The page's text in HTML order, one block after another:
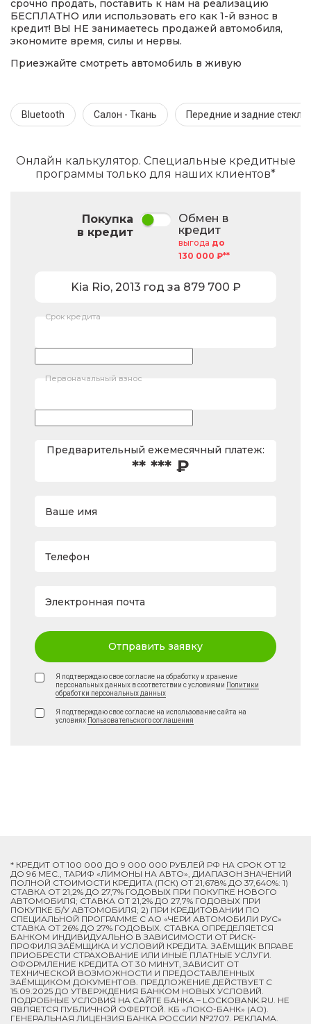
срочно продать, поставить к нам на реализацию
БЕСПЛАТНО или использовать его как 1-й взнос в
кредит! ВЫ НЕ занимаетесь продажей автомобиля,
экономите время, силы и нервы.
Приезжайте смотреть автомобиль в живую
Bluetooth Салон - Ткань Передние и задние
Онлайн калькулятор. Специальные кредитные
программы только для наших клиентов*
Покупка
в кредит
Обмен в
кредит
выгода до
130 000 ₽**
Kia Rio, 2013 год за 879 700 ₽
Срок кредита
Первоначальный взнос
Предварительный ежемесячный платеж:
** *** ₽
Ваше имя
Телефон
Электронная почта
Отправить заявку
Я подтверждаю свое согласие на обработку и хранение
персональных данных в соответствии с условиями Политики
обработки персональных данных
Я подтверждаю свое согласие на использование сайта на
условиях Пользовательского соглашения
* КРЕДИТ ОТ 100 000 ДО 9 000 000 РУБЛЕЙ РФ НА СРОК ОТ 12
ДО 96 МЕС., ТАРИФ «ЛИМОНЫ НА АВТО», ДИАПАЗОН ЗНАЧЕНИЙ
ПОЛНОЙ СТОИМОСТИ КРЕДИТА (ПСК) ОТ 21,678% ДО 37,640%: 1)
СТАВКА ОТ 21,2% ДО 27,7% ГОДОВЫХ ПРИ ПОКУПКЕ НОВОГО
АВТОМОБИЛЯ; СТАВКА ОТ 21,2% ДО 27,7% ГОДОВЫХ ПРИ
ПОКУПКЕ Б/У АВТОМОБИЛЯ; 2) ПРИ КРЕДИТОВАНИИ ПО
СПЕЦИАЛЬНОЙ ПРОГРАММЕ C АО «ЧЕРИ АВТОМОБИЛИ РУС»
СТАВКА ОТ 26% ДО 27% ГОДОВЫХ. СТАВКА ОПРЕДЕЛЯЕТСЯ
БАНКОМ ИНДИВИДУАЛЬНО В ЗАВИСИМОСТИ ОТ РИСК-
ПРОФИЛЯ ЗАЁМЩИКА И УСЛОВИЙ КРЕДИТА. ЗАЁМЩИК ВПРАВЕ
ПРИОБРЕСТИ СТРАХОВАНИЕ ИЛИ ИНЫЕ ПЛАТНЫЕ УСЛУГИ.
ОФОРМЛЕНИЕ КРЕДИТА ОТ 30 МИНУТ, ЗАВИСИТ ОТ
ТЕХНИЧЕСКОЙ ВОЗМОЖНОСТИ И ПРЕДОСТАВЛЕННЫХ
ЗАЁМЩИКОМ ДОКУМЕНТОВ. ПРЕДЛОЖЕНИЕ ДЕЙСТВУЕТ С
15.09.2025 ДО УТВЕРЖДЕНИЯ БАНКОМ НОВЫХ УСЛОВИЙ.
ПОДРОБНЫЕ УСЛОВИЯ НА САЙТЕ БАНКА – LOCKOBANK.RU. НЕ
ЯВЛЯЕТСЯ ПУБЛИЧНОЙ ОФЕРТОЙ. КБ «ЛОКО-БАНК» (АО).
ГЕНЕРАЛЬНАЯ ЛИЦЕНЗИЯ БАНКА РОССИИ №2707. РЕКЛАМА.